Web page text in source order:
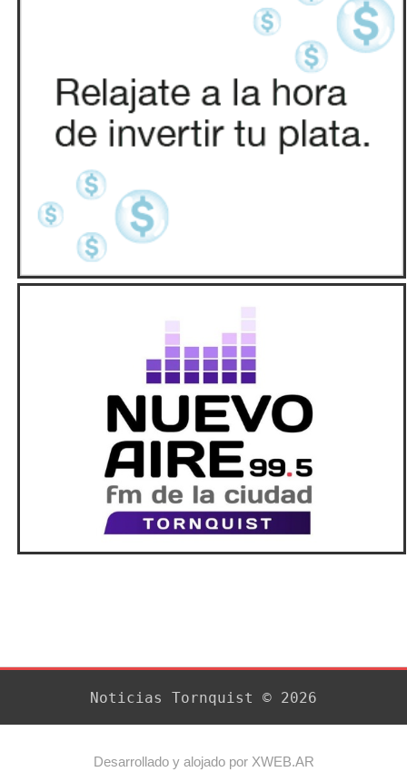
Noticias Tornquist © 2026
Desarrollado y alojado por XWEB.AR